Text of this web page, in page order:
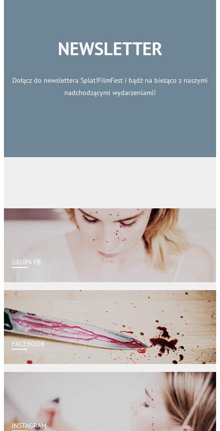
NEWSLETTER
Dołącz do newslettera Splat!FilmFest i bądź na bieżąco z naszymi
nadchodzącymi wydarzeniami!
GRUPA FB
FACEBOOK
INSTAGRAM